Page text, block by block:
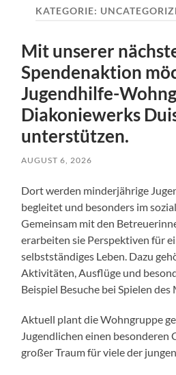
KATEGORIE:
Mit unserer
Spendenaktion
Jugendhilfe-
Diakoniewerks
unterstützen.
AUGUST 6, 2026
Dort werden minderjährige
begleitet und besonders im
Gemeinsam mit den
erarbeiten sie Perspektiven für
selbstständiges Leben. Dazu
Aktivitäten, Ausflüge und
Beispiel Besuche bei Spielen des
Aktuell plant die Wohngruppe
Jugendlichen einen besonderen
großer Traum für viele der